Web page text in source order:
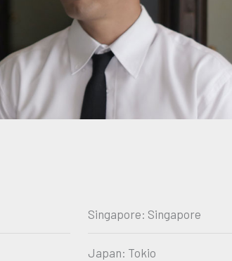
Singapore: Singapore
Japan: Tokio